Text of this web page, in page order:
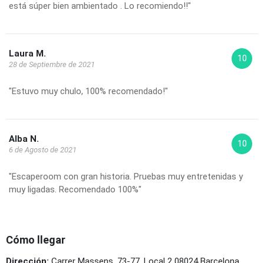
está súper bien ambientado . Lo recomiendo!!"
Laura M.
28 de Septiembre de 2021
10
"Estuvo muy chulo, 100% recomendado!"
Alba N.
6 de Agosto de 2021
10
"Escaperoom con gran historia. Pruebas muy entretenidas y
muy ligadas. Recomendado 100%"
Cómo llegar